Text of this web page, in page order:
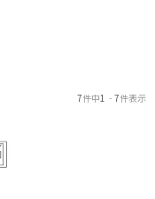
7件中1 - 7件表示